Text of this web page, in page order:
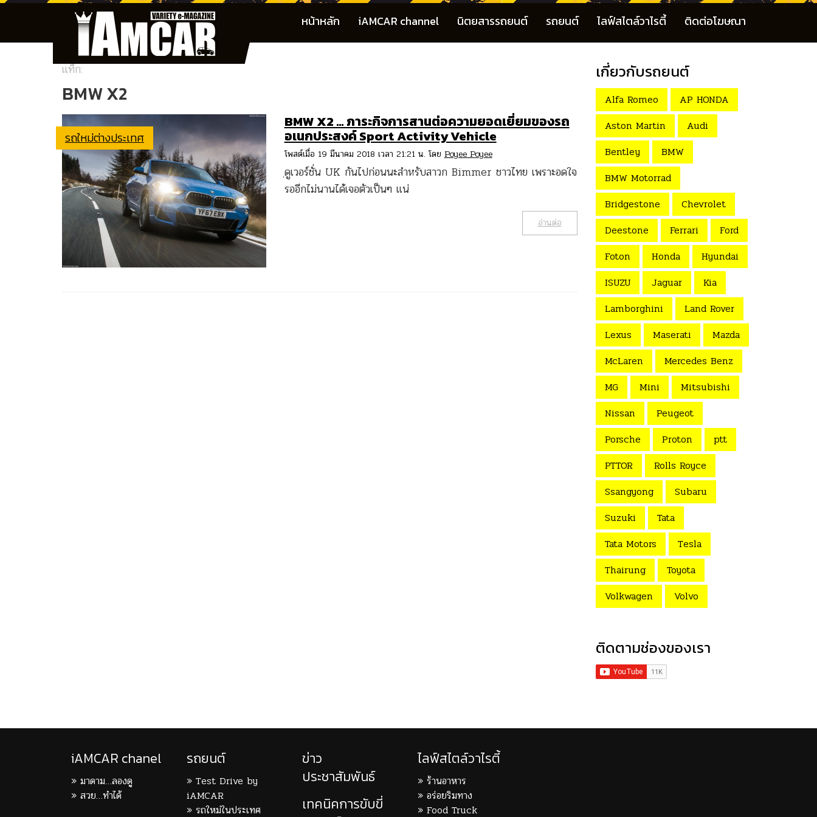
หน้าหลัก iAMCAR channel นิตยสารรถยนต์ รถยนต์ ไลฟ์สไตล์วาไรตี้ ติดต่อโฆษณา
แท็ก:
BMW X2
รถใหม่ต่างประเทศ
BMW X2 … ภาระกิจการสานต่อความยอดเยี่ยมของรถ
อเนกประสงค์ Sport Activity Vehicle
โพสต์เมื่อ 19 มีนาคม 2018 เวลา 21:21 น. โดย Poyee Poyee
ฺดูเวอร์ชั่น UK กันไปก่อนนะสำหรับสาวก Bimmer ชาวไทย เพราะอดใจ
รออีกไม่นานได้เจอตัวเป็นๆ แน่
อ่านต่อ
เกี่ยวกับรถยนต์
Alfa Romeo
AP HONDA
Aston Martin
Audi
Bentley
BMW
BMW Motorrad
Bridgestone
Chevrolet
Deestone
Ferrari
Ford
Foton
Honda
Hyundai
ISUZU
Jaguar
Kia
Lamborghini
Land Rover
Lexus
Maserati
Mazda
McLaren
Mercedes Benz
MG
Mini
Mitsubishi
Nissan
Peugeot
Porsche
Proton
ptt
PTTOR
Rolls Royce
Ssangyong
Subaru
Suzuki
Tata
Tata Motors
Tesla
Thairung
Toyota
Volkwagen
Volvo
ติดตามช่องของเรา
iAMCAR chanel
มาดาม…ลองดู
สวย…ทำได้
รถยนต์
Test Drive by
iAMCAR
รถใหม่ในประเทศ
ข่าว
ประชาสัมพันธ์
เทคนิคการขับขี่
ไลฟ์สไตล์วาไรตี้
ร้านอาหาร
อร่อยริมทาง
Food Truck